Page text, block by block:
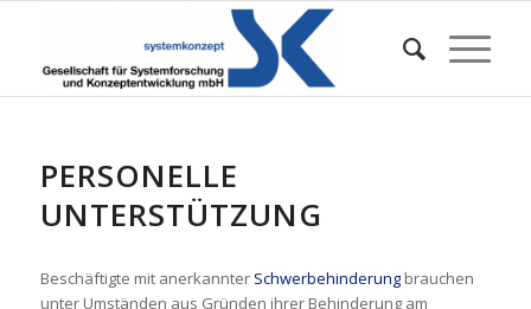
PERSONELLE
UNTERSTÜTZUNG
Beschäftigte mit anerkannter Schwerbehinderungbrauchen
unter Umständen aus Gründen ihrer Behinderung am